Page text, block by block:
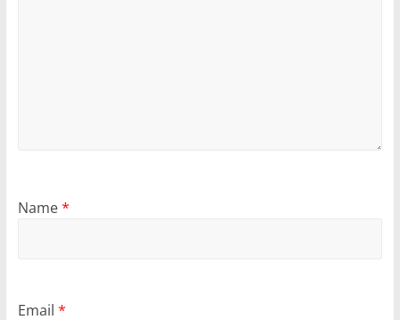
Name*
Email *